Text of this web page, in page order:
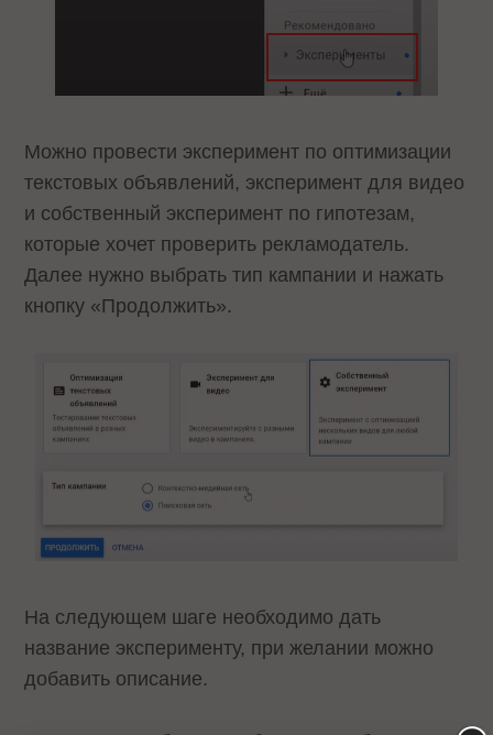
Можно провести эксперимент по оптимизации
текстовых объявлений, эксперимент для видео
и собственный эксперимент по гипотезам,
которые хочет проверить рекламодатель.
Далее нужно выбрать тип кампании и нажать
кнопку «Продолжить».
На следующем шаге необходимо дать
название эксперименту, при желании можно
добавить описание.